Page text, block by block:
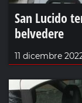
San Lucido
belvedere
11 dicembre